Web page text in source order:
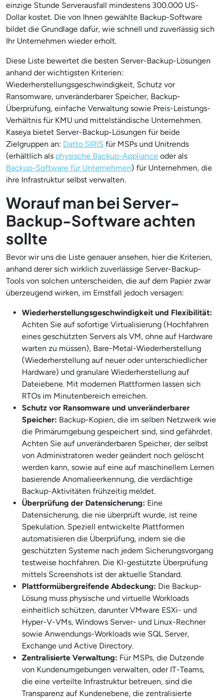
einzige Stunde Serverausfall mindestens 300.000 US-
Dollar kostet. Die von Ihnen gewählte Backup-Software
bildet die Grundlage dafür, wie schnell und zuverlässig sich
Ihr Unternehmen wieder erholt.
Diese Liste bewertet die besten Server-Backup-Lösungen
anhand der wichtigsten Kriterien:
Wiederherstellungsgeschwindigkeit, Schutz vor
Ransomware, unveränderbarer Speicher, Backup-
Überprüfung, einfache Verwaltung sowie Preis-Leistungs-
Verhältnis für KMU und mittelständische Unternehmen.
Kaseya bietet Server-Backup-Lösungen für beide
Zielgruppen an: Datto SIRIS für MSPs und Unitrends
(erhältlich als physische Backup-Appliance oder als
Backup-Software für Unternehmen) für Unternehmen, die
ihre Infrastruktur selbst verwalten.
Worauf man bei Server-
Backup-Software achten
sollte
Bevor wir uns die Liste genauer ansehen, hier die Kriterien,
anhand derer sich wirklich zuverlässige Server-Backup-
Tools von solchen unterscheiden, die auf dem Papier zwar
überzeugend wirken, im Ernstfall jedoch versagen:
Wiederherstellungsgeschwindigkeit und Flexibilität:
Achten Sie auf sofortige Virtualisierung (Hochfahren
eines geschützten Servers als VM, ohne auf Hardware
warten zu müssen), Bare-Metal-Wiederherstellung
(Wiederherstellung auf neuer oder unterschiedlicher
Hardware) und granulare Wiederherstellung auf
Dateiebene. Mit modernen Plattformen lassen sich
RTOs im Minutenbereich erreichen.
Schutz vor Ransomware und unveränderbarer
Speicher: Backup-Kopien, die im selben Netzwerk wie
die Primärumgebung gespeichert sind, sind gefährdet.
Achten Sie auf unveränderbaren Speicher, der selbst
von Administratoren weder geändert noch gelöscht
werden kann, sowie auf eine auf maschinellem Lernen
basierende Anomalieerkennung, die verdächtige
Backup-Aktivitäten frühzeitig meldet.
Überprüfung der Datensicherung: Eine
Datensicherung, die nie überprüft wurde, ist reine
Spekulation. Speziell entwickelte Plattformen
automatisieren die Überprüfung, indem sie die
geschützten Systeme nach jedem Sicherungsvorgang
testweise hochfahren. Die KI-gestützte Überprüfung
mittels Screenshots ist der aktuelle Standard.
Plattformübergreifende Abdeckung: Die Backup-
Lösung muss physische und virtuelle Workloads
einheitlich schützen, darunter VMware ESXi- und
Hyper-V-VMs, Windows Server- und Linux-Rechner
sowie Anwendungs-Workloads wie SQL Server,
Exchange und Active Directory.
Zentralisierte Verwaltung: Für MSPs, die Dutzende
von Kundenumgebungen verwalten, oder IT-Teams,
die eine verteilte Infrastruktur betreuen, sind die
Transparenz auf Kundenebene, die zentralisierte